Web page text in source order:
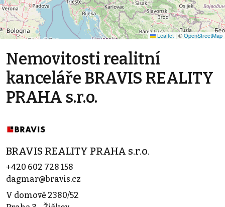
Leaflet | ©OpenStreetMap
Nemovitosti realitní
kanceláře BRAVIS REALITY
PRAHA s.r.o.
BRAVIS REALITY PRAHA s.r.o.
+420 602 728 158
dagmar@bravis.cz
V domově 2380/52